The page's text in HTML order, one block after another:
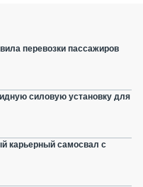
перевозки пассажиров
силовую установку для
карьерный самосвал с